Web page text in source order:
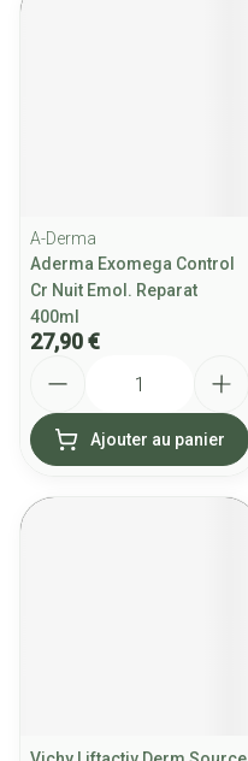
A-Derma
Aderma Exomega Control
Cr Nuit Emol. Reparat
400ml
27,90 €
Ajouter au panier